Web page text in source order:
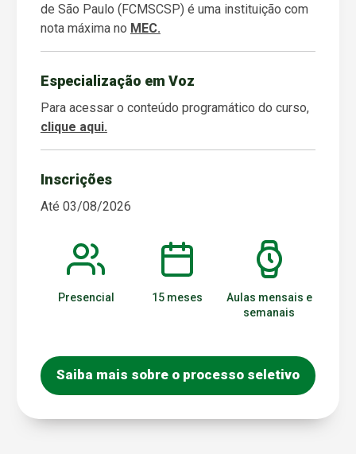
de São Paulo (FCMSCSP) é uma instituição com
nota máxima no MEC.
Especialização em Voz
Para acessar o conteúdo programático do curso,
clique aqui.
Inscrições
Até 03/08/2026
Presencial 15 meses
Aulas mensais e
semanais
Saiba mais sobre o processo seletivo